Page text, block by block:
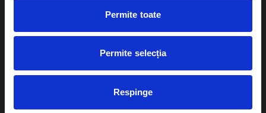
Permite toate
Permite selecția
Respinge
Cum comand bilete?
eBilet printat acasa
festivaluri
Pentru copii
Diverse